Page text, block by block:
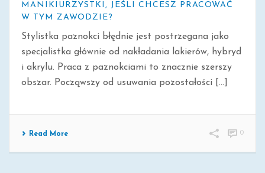
MANIKIURZYSTKI, JEŚLI CHCESZ PRACOWAĆ
W TYM ZAWODZIE?
Stylistka paznokci błędnie jest postrzegana jako
specjalistka głównie od nakładania lakierów, hybryd
i akrylu. Praca z paznokciami to znacznie szerszy
obszar. Począwszy od usuwania pozostałości [...]
Read More 0